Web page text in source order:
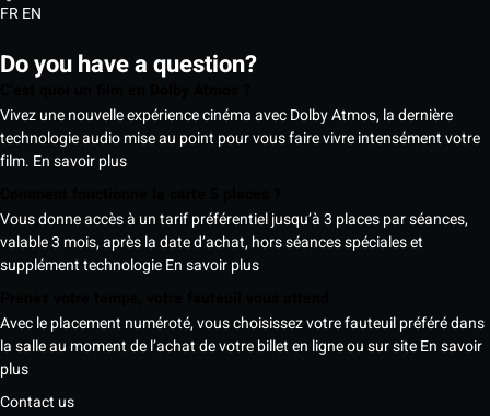
FREN
Do you have a question?
Vivez une nouvelle expérience cinéma avec Dolby Atmos, la dernière
technologie audio mise au point pour vous faire vivre intensément votre
film. En savoir plus
Vous donne accès à un tarif préférentiel jusqu’à 3 places par séances,
valable 3 mois, après la date d’achat, hors séances spéciales et
supplément technologieEn savoir plus
Avec le placement numéroté, vous choisissez votre fauteuil préféré dans
la salle au moment de l’achat de votre billet en ligne ou sur siteEn savoir
plus
Contact us